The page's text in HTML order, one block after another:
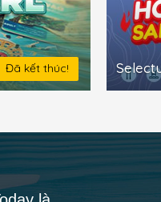
Đã kết thúc!